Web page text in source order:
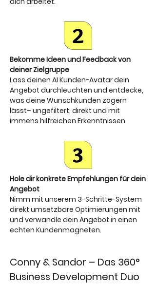
Bekomme Ideen und Feedback von
deiner Zielgruppe
Lass deinen AI Kunden-Avatar dein
Angebot durchleuchten und entdecke,
was deine Wunschkunden zögern
lässt– ungefiltert, direkt und mit
immens hilfreichen Erkenntnissen
Hole dir konkrete Empfehlungen für dein
Angebot
Nimm mit unserem 3-Schritte-System
direkt umsetzbare Optimierungen mit
und verwandle dein Angebot in einen
echten Kundenmagneten.
Conny & Sandor – Das 360°
Business Development Duo